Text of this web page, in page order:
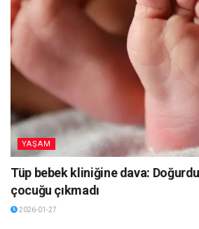
YAŞAM
Tüp bebek kliniğine dava:
çocuğu çıkmadı
2026-01-27